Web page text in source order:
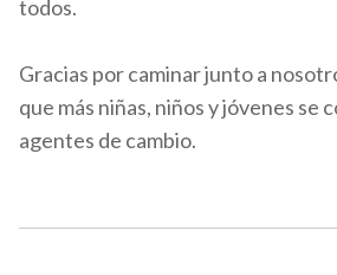
todos.
Gracias por caminar junto a
que más niñas, niños y jóvenes se
agentes de cambio.